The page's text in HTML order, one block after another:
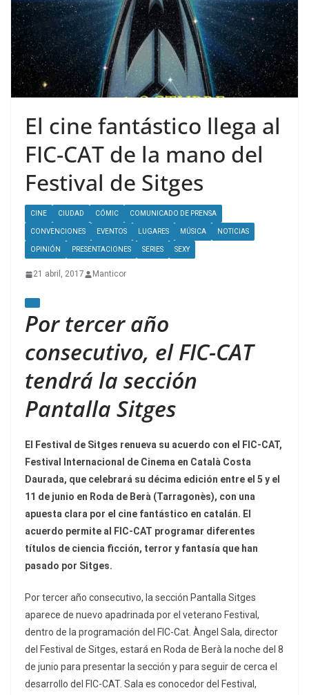
El cine fantástico llega al
FIC-CAT de la mano del
Festival de Sitges
CINE CIUDAD CÓMIC COMUNICADO DE PRENSA
CONVENCIONES EVENTOS LUGARES MÚSICA NOTICIAS
OPINIÓN PRESENTACIONES SERIES SEXY
21 abril, 2017 Manticor
Por tercer año
consecutivo, el FIC-CAT
tendrá la sección
Pantalla Sitges
El Festival de Sitges renueva su acuerdo con el FIC-CAT,
Festival Internacional de Cinema en Català Costa
Daurada, que celebrará su décima edición entre el 5 y el
11 de junio en Roda de Berà (Tarragonès), con una
apuesta clara por el cine fantástico en catalán. El
acuerdo permite al FIC-CAT programar diferentes
títulos de ciencia ficción, terror y fantasía que han
pasado por Sitges.
Por tercer año consecutivo, la sección Pantalla Sitges
aparece de nuevo apadrinada por el veterano Festival,
dentro de la programación del FIC-Cat. Àngel Sala, director
del Festival de Sitges, estará en Roda de Berà la noche del 8
de junio para presentar la sección y para seguir de cerca el
desarrollo del FIC-CAT. Sala es conocedor del Festival,